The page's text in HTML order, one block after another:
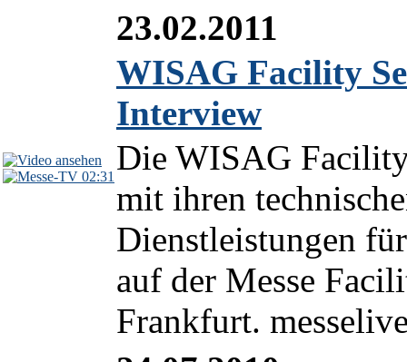
02:31
23.02.2011
WISAG Facility
Interview
Die WISAG
mit ihren
Dienstleistungen
auf der Messe
Frankfurt.